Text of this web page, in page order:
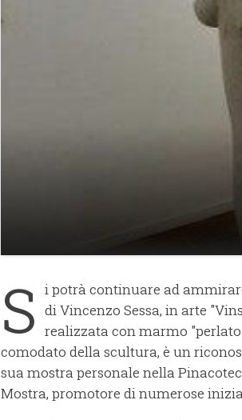
S i potrà continuare ad
di Vincenzo Sessa, in arte
realizzata con marmo
comodato della scultura, è un
sua mostra personale nella
Mostra, promotore di numerose